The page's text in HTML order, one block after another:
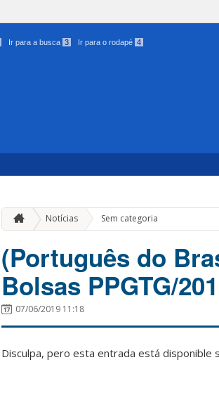
Ir para a busca 3 Ir para o rodapé 4
Notícias Sem categoria
(Português do
Bolsas PPGTG/
07/06/2019 11:18
Disculpa, pero esta entrada está disponible